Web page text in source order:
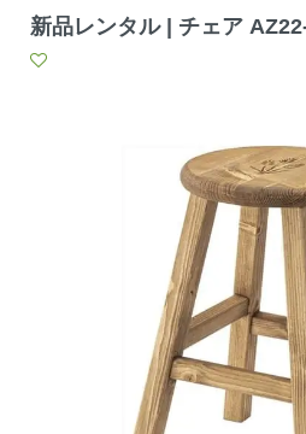
新品レンタル | チェア